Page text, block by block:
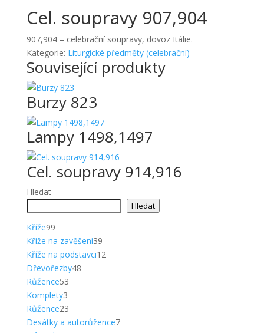
Cel. soupravy 907,904
907,904 – celebrační soupravy, dovoz Itálie.
Kategorie: Liturgické předměty (celebrační)
Související produkty
Burzy 823
Lampy 1498,1497
Cel. soupravy 914,916
Hledat
Hledat
Kříže9999
produktů
Kříže na zavěšení3939
produktů
Kříže na podstavci1212
Dřevořezby4848
Růžence5353
Komplety33
produkty
Růžence2323
produktů
Desátky a autorůžence77